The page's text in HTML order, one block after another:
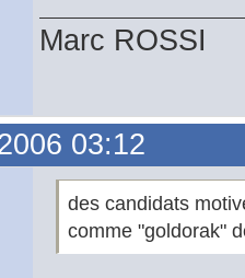
Marc ROSSI
03:12
des candidats
comme "goldorak"